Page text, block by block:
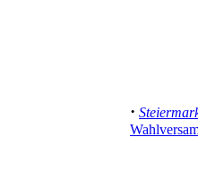
·